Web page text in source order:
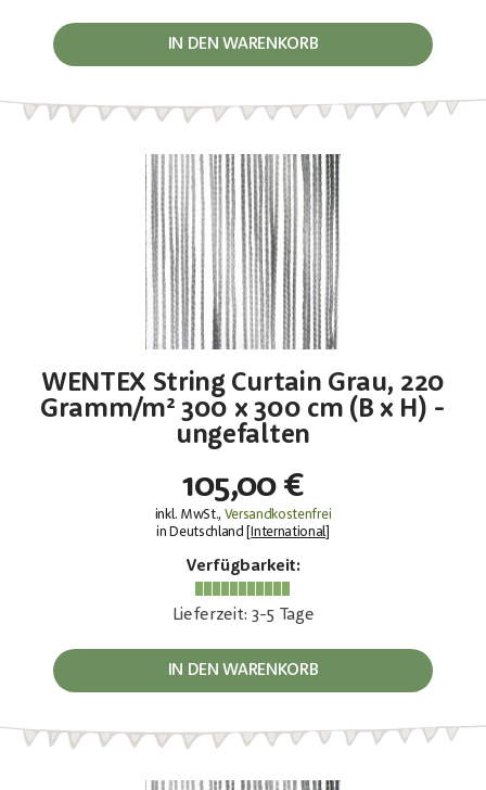
IN DEN WARENKORB
WENTEX String Curtain Grau, 220
Gramm/m² 300 x 300 cm (B x H) -
ungefalten
105,00 €
inkl. MwSt., Versandkostenfrei
in Deutschland [
International]
Verfügbarkeit:
Lieferzeit: 3-5 Tage
IN DEN WARENKORB